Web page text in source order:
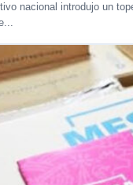
nacional introdujo un